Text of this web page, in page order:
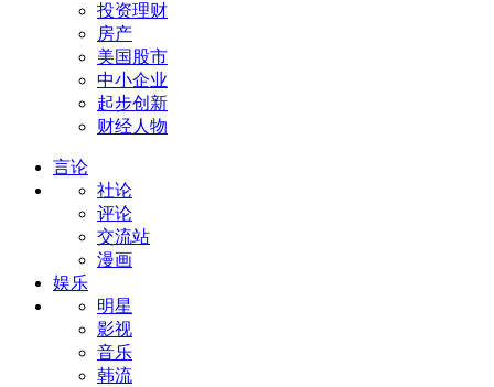
投资理财
房产
美国股市
中小企业
起步创新
财经人物
言论
社论
评论
交流站
漫画
娱乐
明星
影视
音乐
韩流